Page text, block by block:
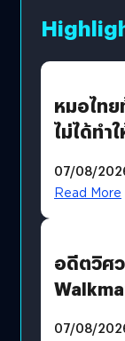
หมอไทย
ไม่ได้ทำ
07/08/
Read More
อดีตวิศ
07/08/